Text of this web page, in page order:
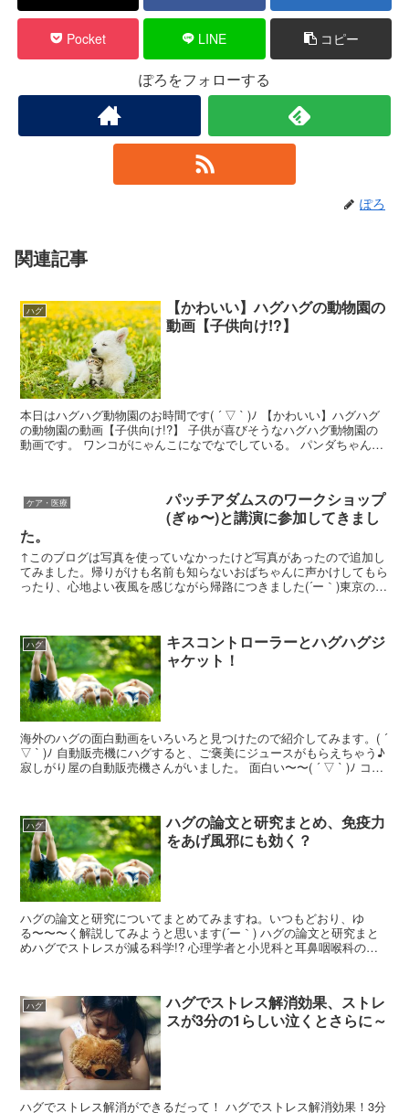
Pocket LINE コピー
ぽろをフォローする
ぽろ
関連記事
ハグ
【かわいい】ハグハグの動物園の
動画【子供向け!?】
本日はハグハグ動物園のお時間です( ´ ▽ ` )ﾉ 【かわいい】ハグハグ
の動物園の動画【子供向け!?】 子供が喜びそうなハグハグ動物園の
動画です。 ワンコがにゃんこになでなでしている。 パンダちゃんの
ケア・医療
パッチアダムスのワークショップ
(ぎゅ〜)と講演に参加してきまし
た。
↑このブログは写真を使っていなかったけど写真があったので追加し
てみました。帰りがけも名前も知らないおばちゃんに声かけしてもら
ったり、心地よい夜風を感じながら帰路につきました(´ー｀)東京の御
ハグ
キスコントローラーとハグハグジ
ャケット！
海外のハグの面白動画をいろいろと見つけたので紹介してみます。( ´
▽ ` )ﾉ 自動販売機にハグすると、ご褒美にジュースがもらえちゃう♪
寂しがり屋の自動販売機さんがいました。 面白い〜〜( ´ ▽ ` )ﾉ コー
ハグ
ハグの論文と研究まとめ、免疫力
をあげ風邪にも効く？
ハグの論文と研究についてまとめてみますね。いつもどおり、ゆ
る〜〜〜く解説してみようと思います(´ー｀) ハグの論文と研究まと
めハグでストレスが減る科学!? 心理学者と小児科と耳鼻咽喉科のハ
ハグ
ハグでストレス解消効果、ストレ
スが3分の1らしい泣くとさらに～
ハグでストレス解消ができるだって！ ハグでストレス解消効果！3分